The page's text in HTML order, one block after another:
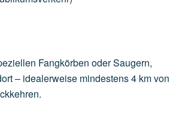
Fangkörben oderSaugern,
– idealerweise mindestens4 kmvon